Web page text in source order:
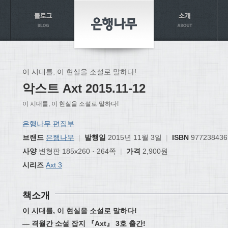
이 시대를, 이 현실을 소설로 말하다!
악스트 Axt 2015.11-12
이 시대를, 이 현실을 소설로 말하다!
은행나무 편집부
브랜드 은행나무 | 발행일 2015년 11월 3일 | ISBN
사양변형판 185x260 · 264쪽 | 가격 2,900원
시리즈 Axt 3
책소개
이 시대를, 이 현실을 소설로 말하다!
― 격월간 소설 잡지 『Axt』 3호 출간!